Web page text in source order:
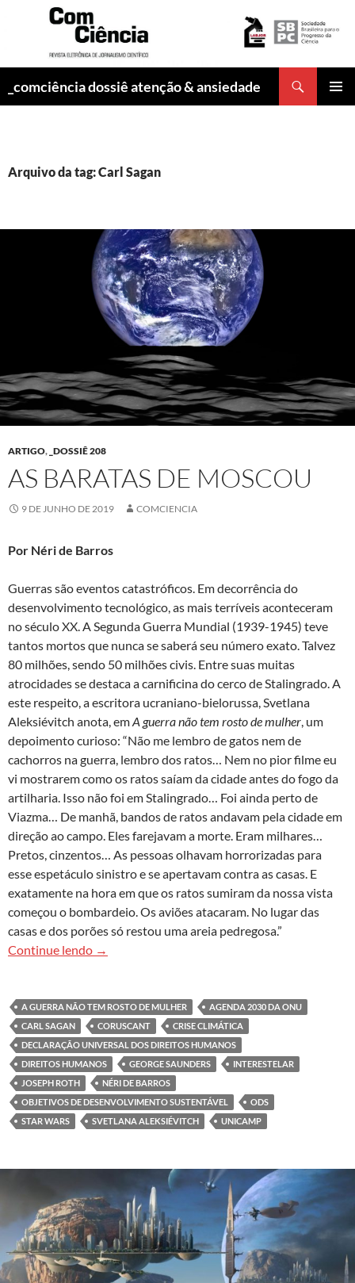
_comciência dossiê atenção & ansiedade
Arquivo da tag: Carl Sagan
ARTIGO, _DOSSIÊ 208
AS BARATAS DE MOSCOU
9 DE JUNHO DE 2019 COMCIENCIA
Por Néri de Barros
Guerras são eventos catastróficos. Em decorrência do
desenvolvimento tecnológico, as mais terríveis aconteceram
no século XX. A Segunda Guerra Mundial (1939-1945) teve
tantos mortos que nunca se saberá seu número exato. Talvez
80 milhões, sendo 50 milhões civis. Entre suas muitas
atrocidades se destaca a carnificina do cerco de Stalingrado. A
este respeito, a escritora ucraniano-bielorussa, Svetlana
Aleksiévitch anota, emA guerra não tem rosto de mulher, um
depoimento curioso: “Não me lembro de gatos nem de
cachorros na guerra, lembro dos ratos… Nem no pior filme eu
vi mostrarem como os ratos saíam da cidade antes do fogo da
artilharia. Isso não foi em Stalingrado… Foi ainda perto de
Viazma… De manhã, bandos de ratos andavam pela cidade em
direção ao campo. Eles farejavam a morte. Eram milhares…
Pretos, cinzentos… As pessoas olhavam horrorizadas para
esse espetáculo sinistro e se apertavam contra as casas. E
exatamente na hora em que os ratos sumiram da nossa vista
começou o bombardeio. Os aviões atacaram. No lugar das
casas e dos porões só restou uma areia pedregosa.”
Continue lendo As baratas de Moscou
→
A GUERRA NÃO TEM ROSTO DE MULHER
AGENDA 2030 DA ONU
CARL SAGAN
CORUSCANT
CRISE CLIMÁTICA
DECLARAÇÃO UNIVERSAL DOS DIREITOS HUMANOS
DIREITOS HUMANOS
GEORGE SAUNDERS
INTERESTELAR
JOSEPH ROTH
NÉRI DE BARROS
OBJETIVOS DE DESENVOLVIMENTO SUSTENTÁVEL
ODS
STAR WARS
SVETLANA ALEKSIÉVITCH UNICAMP